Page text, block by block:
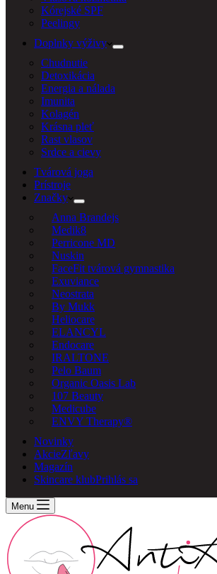
Kórejské SPF
Peelingy
Doplnky výživy
Chudnutie
Detoxikácia
Energia a nálada
Imunita
Kolagén
Krásna pleť
Rast vlasov
Srdce a cievy
Tvárová joga
Prístroje
Značky
Anna Brandejs
Medik8
Perricone MD
Nuskin
FaceFit tvárová gymnastika
Exuviance
Neostrata
By Mukk
Heliocare
ELANCYL
Endocare
IRALTONE
Pelo Baum
Organic Oasis Lab
107 Beauty
Medicube
ENVY Therapy®
Novinky
AkcieZľavy
Magazín
Skincare klubPrihlás sa
Menu